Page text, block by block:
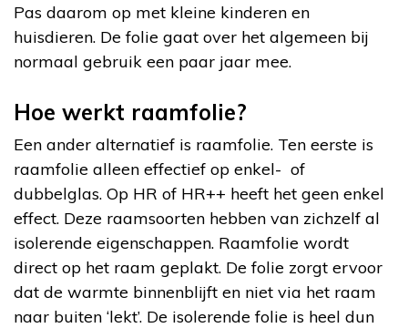
Pas daarom op met kleine kinderen en
huisdieren. De folie gaat over het algemeen bij
normaal gebruik een paar jaar mee.
Hoe werkt raamfolie?
Een ander alternatief is raamfolie. Ten eerste is
raamfolie alleen effectief op enkel- of
dubbelglas. Op HR of HR++ heeft het geen enkel
effect. Deze raamsoorten hebben van zichzelf al
isolerende eigenschappen. Raamfolie wordt
direct op het raam geplakt. De folie zorgt ervoor
dat de warmte binnenblijft en niet via het raam
naar buiten ‘lekt’. De isolerende folie is heel dun